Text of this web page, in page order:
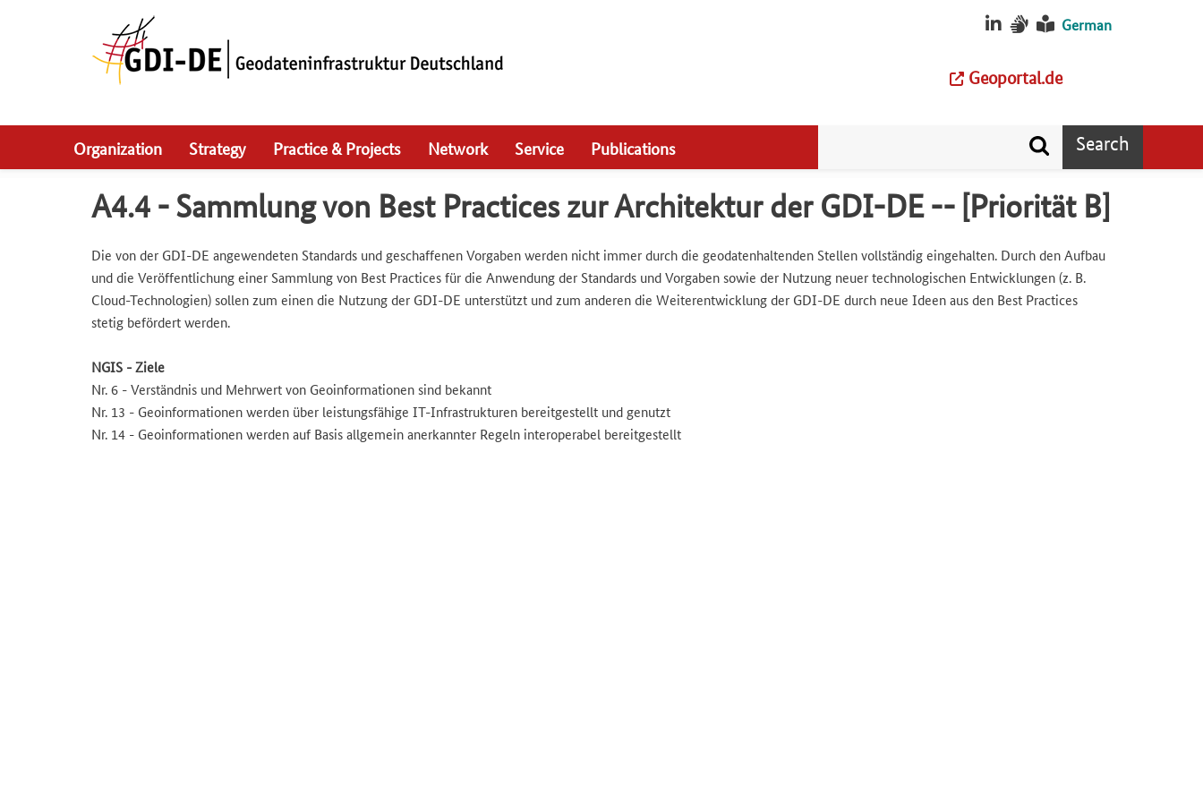
German
Geoportal.de
Organization Strategy Practice & Projects Network Service Publications
A4.4 - Sammlung von Best Practices zur Architektur der GDI-DE -- [Priorität B]
Die von der GDI-DE angewendeten Standards und geschaffenen Vorgaben werden nicht immer durch die geodatenhaltenden Stellen vollständig eingehalten. Durch den Aufbau
und die Veröffentlichung einer Sammlung von Best Practices für die Anwendung der Standards und Vorgaben sowie der Nutzung neuer technologischen Entwicklungen (z. B.
Cloud-Technologien) sollen zum einen die Nutzung der GDI-DE unterstützt und zum anderen die Weiterentwicklung der GDI-DE durch neue Ideen aus den Best Practices
stetig befördert werden.
NGIS - Ziele
Nr. 6 - Verständnis und Mehrwert von Geoinformationen sind bekannt
Nr. 13 - Geoinformationen werden über leistungsfähige IT-Infrastrukturen bereitgestellt und genutzt
Nr. 14 - Geoinformationen werden auf Basis allgemein anerkannter Regeln interoperabel bereitgestellt